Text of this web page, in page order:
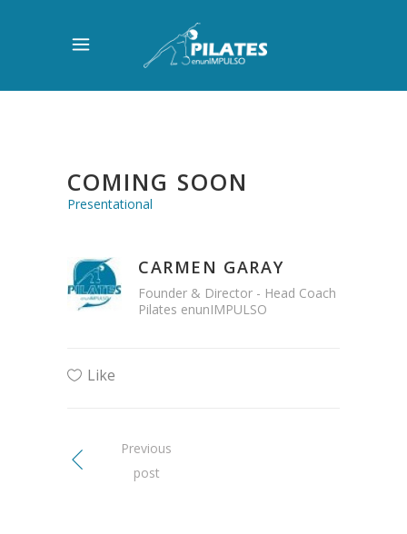
COMING SOON
Presentational
CARMEN GARAY
Founder & Director - Head Coach
Pilates enunIMPULSO
Like
Previous
post